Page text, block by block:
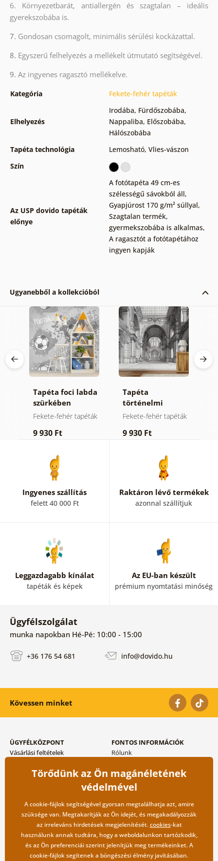
6. Környezetbarát, antiallergén és szagtalan – ideális
gyerekszobába is.
7. Gondosan csomagolt, minimális sérülési kockázattal.
8. Egyszerű felhelyezés a mellékelt útmutató segítségével.
9. Az ingyenes ragasztó mellékelve.
Kategória Fekete-fehér tapéták
Elhelyezés
Irodába, Fürdőszobába,
Nappaliba, Előszobába,
Hálószobába
Tapéta technológia
Lemosható, Vlies-vászon
Szín
Az USP dovido tapéták
előnye
A fotótapéta 49 cm-es
szélességű sávokból áll,
Gyapjúrost 170 g/m² súllyal,
Szagtalan termék,
gyermekszobába is alkalmas,
A ragasztót a fotótapétához
ingyen kapják
Ugyanebből a kollekcióból
Tapéta foci labda
szürkében
Fekete-fehér tapéták
9 930 Ft
Tapéta
történelmi
építészet fekete-
Fekete-fehér tapéták
9 930 Ft
Ingyenes szállítás
felett 40 000 Ft
Raktáron lévő termékek
azonnal szállítjuk
Leggazdagabb kínálat
tapéták és képek
Az EU-ban készült
prémium nyomtatási minőség
Ügyfélszolgálat
munka napokban Hé-Pé: 10:00 - 15:00
+36 176 54 681 info@dovido.hu
Kövessen minket
ÜGYFÉLKÖZPONT
Vásárlási feltételek
Szállítási és fizetési módok
FONTOS INFORMÁCIÓK
Rólunk
Blog
Kapcsolat
Nagykereskedelmi
együttműködés
Törődünk az Ön magánéletének
védelmével
A cookie-fájlok segítségével gyorsan megtalálhatja azt, amire
szüksége van. Megtakarítják az Ön idejét, és megakadályozzák
az irreleváns hirdetések megjelenítését.cookies-kat
használunk annak tudtára, hogy a weboldalunkon tartózkodik,
és az Ön preferenciái szerint jelenítjük meg termékeinket. A
cookie-fájlok segítenek a böngészési élmény javításában.